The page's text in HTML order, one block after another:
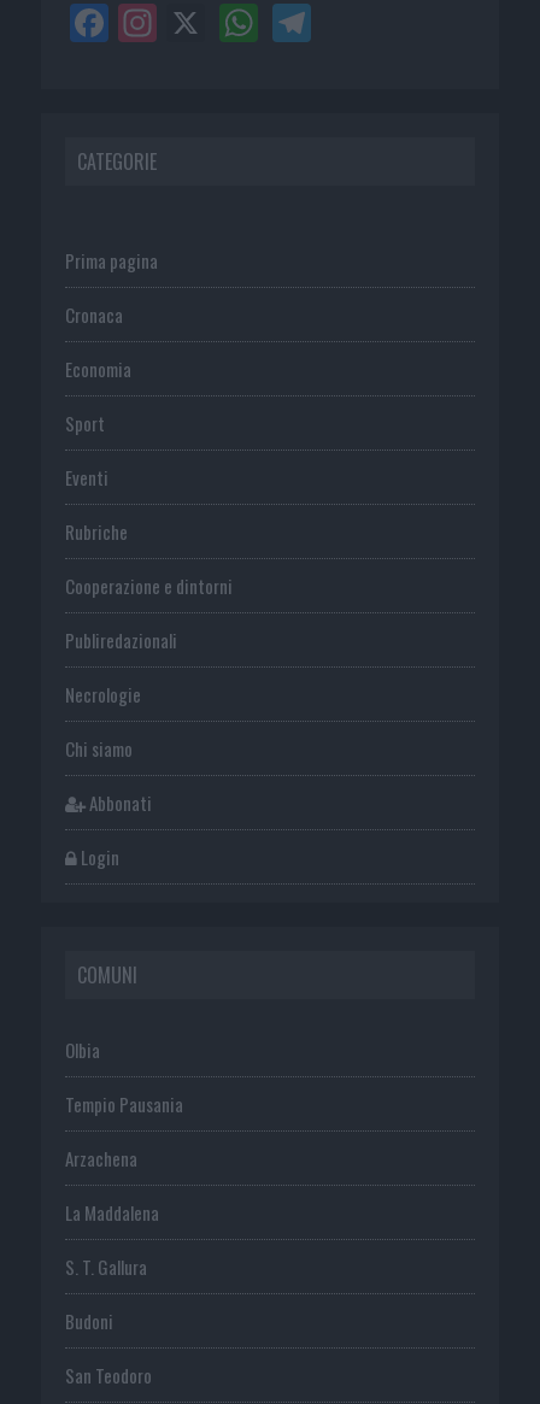
CATEGORIE
Prima pagina
Cronaca
Economia
Sport
Eventi
Rubriche
Cooperazione e dintorni
Publiredazionali
Necrologie
Chi siamo
Abbonati
Login
COMUNI
Olbia
Tempio Pausania
Arzachena
La Maddalena
S. T. Gallura
Budoni
San Teodoro